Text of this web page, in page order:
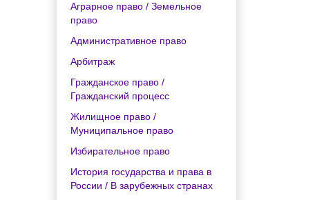
Аграрное право / Земельное
право
Административное право
Арбитраж
Гражданское право /
Гражданский процесс
Жилищное право /
Муниципальное право
Избирательное право
История государства и права в
России / В зарубежных странах